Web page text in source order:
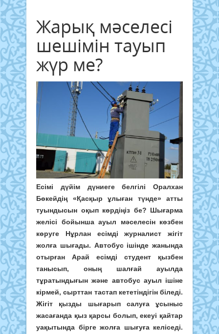
Жарық мәселесі
шешімін тауып
жүр ме?
Есімі дүйім дүниеге белгілі Оралхан
Бөкейдің «Қасқыр ұлыған түнде» атты
туындысын оқып көрдіңіз бе? Шығарма
желісі бойынша ауыл мәселесін көзбен
көруге Нұрлан есімді журналист жігіт
жолға шығады. Автобус ішінде жанында
отырған Арай есімді студент қызбен
танысып, оның шалғай ауылда
тұратындығын және автобус ауыл ішіне
кірмей, сырттан тастап кететіндігін біледі.
Жігіт қызды шығарып салуға ұсыныс
жасағанда қыз қарсы болып, екеуі қайтар
уақытында бірге жолға шығуға келіседі.